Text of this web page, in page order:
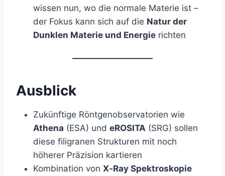
wissen nun, wo die normale Materie ist –
der Fokus kann sich auf die Natur der
Dunklen Materie und Energie richten
Ausblick
Zukünftige Röntgenobservatorien wie
Athena (ESA) und eROSITA (SRG) sollen
diese filigranen Strukturen mit noch
höherer Präzision kartieren
Kombination von X‑Ray Spektroskopie